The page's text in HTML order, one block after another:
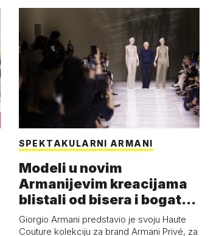
SPEKTAKULARNI ARMANI
Modeli u novim
Armanijevim kreacijama
blistali od bisera i bogatog
crnog baršuna
Giorgio Armani predstavio je svoju Haute
Couture kolekciju za brand Armani Privé, za